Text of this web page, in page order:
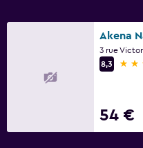
Akena
8,3
3
54 €